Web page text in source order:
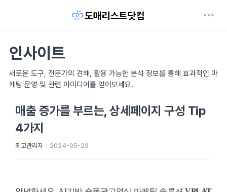
인사이트
새로운 도구, 전문가의 견해, 활용 가능한 분석 정보를 통해 효과적인 마
케팅 운영 및 관련 아이디어를 얻어보세요.
매출 증가를 부르는, 상세페이지 구성 Tip
4가지
최고관리자 2024-05-29